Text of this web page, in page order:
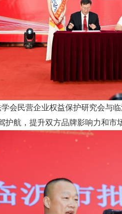
民营企业权益保护研究会与
航，提升双方品牌影响力和市